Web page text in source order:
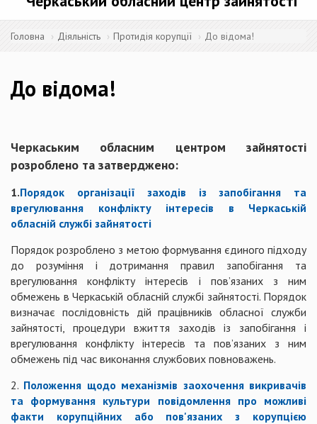
Головна Діяльність Протидія корупції До відома!
До відома!
Черкаським обласним центром зайнятості
розроблено та затверджено:
1.Порядок організації заходів із запобігання та
врегулювання конфлікту інтересів в Черкаській
обласній службі зайнятості
Порядок розроблено з метою формування єдиного підходу
до розуміння і дотримання правил запобігання та
врегулювання конфлікту інтересів і пов’язаних з ним
обмежень в Черкаській обласній службі зайнятості. Порядок
визначає послідовність дій працівників обласної служби
зайнятості, процедури вжиття заходів із запобігання і
врегулювання конфлікту інтересів та пов’язаних з ним
обмежень під час виконання службових повноважень.
2. Положення щодо механізмів заохочення викривачів
та формування культури повідомлення про можливі
факти корупційних або пов'язаних з корупцією